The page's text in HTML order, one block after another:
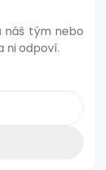
náš tým nebo
ni odpoví.